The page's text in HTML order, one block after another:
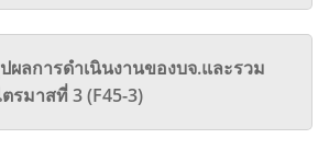
ผลการดำเนินงานของบจ.และรวม
รมาสที่ 3 (F45-3)